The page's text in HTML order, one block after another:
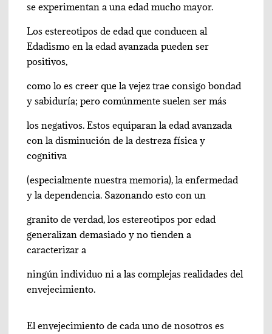
se experimentan a una edad mucho mayor.
Los estereotipos de edad que conducen al
Edadismo en la edad avanzada pueden ser
positivos,
como lo es creer que la vejez trae consigo bondad
y sabiduría; pero comúnmente suelen ser más
los negativos. Estos equiparan la edad avanzada
con la disminución de la destreza física y
cognitiva
(especialmente nuestra memoria), la enfermedad
y la dependencia. Sazonando esto con un
granito de verdad, los estereotipos por edad
generalizan demasiado y no tienden a
caracterizar a
ningún individuo ni a las complejas realidades del
envejecimiento.
El envejecimiento de cada uno de nosotros es